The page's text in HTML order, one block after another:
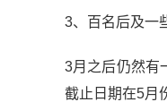
3、百名后及一
3月之后仍然有
截止日期在5月